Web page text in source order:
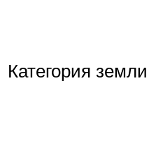
Категория земли